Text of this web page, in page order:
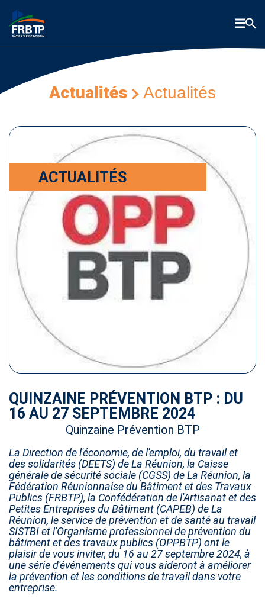
Actualités Actualités
ACTUALITÉS
QUINZAINE PRÉVENTION BTP : DU
16 AU 27 SEPTEMBRE 2024
Quinzaine Prévention BTP
La Direction de l'économie, de l'emploi, du travail et
des solidarités (DEETS) de La Réunion, la Caisse
générale de sécurité sociale (CGSS) de La Réunion, la
Fédération Réunionnaise du Bâtiment et des Travaux
Publics (FRBTP), la Confédération de l'Artisanat et des
Petites Entreprises du Bâtiment (CAPEB) de La
Réunion, le service de prévention et de santé au travail
SISTBI et l'Organisme professionnel de prévention du
bâtiment et des travaux publics (OPPBTP) ont le
plaisir de vous inviter, du 16 au 27 septembre 2024, à
une série d'événements qui vous aideront à améliorer
la prévention et les conditions de travail dans votre
entreprise.